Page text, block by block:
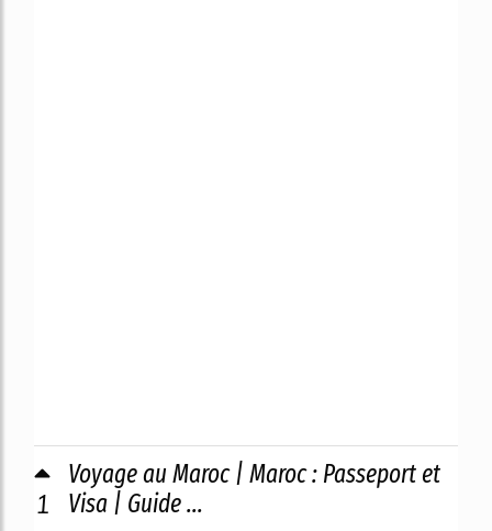
1
Voyage au Maroc | Maroc : Passeport et
Visa | Guide ...